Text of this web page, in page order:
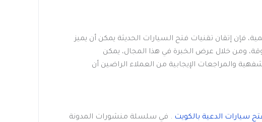
فإن إتقان تقنيات فتح السيارات الحديثة يمكن أن يميز
ومن خلال عرض الخبرة في هذا المجال، يمكن
والمراجعات الإيجابية من العملاء الراضين أن
سيارات الدعية بالكويت . في سلسلة منشورات المدونة